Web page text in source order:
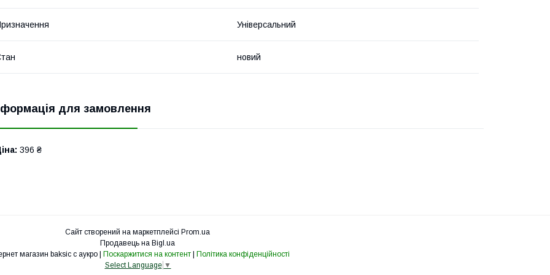
Універсальний
новий
для замовлення
396 ₴
Сайт створений на маркетплейсі Prom.ua
Продавець на Bigl.ua
Интернет магазин baksic с аукро | Поскаржитися на контент | Політика конфіденційності
Select Language ▼